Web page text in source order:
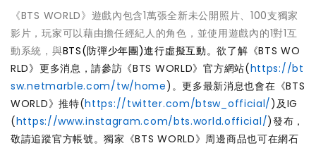
《BTS WORLD》遊戲內包含1萬張全新未公開照片、100支獨家
影片，玩家可以藉由擔任經紀人的角色，並使用遊戲內的1對1互
動系統，與BTS(防彈少年團)進行虛擬互動。欲了解《BTS WO
RLD》更多消息，請參訪《BTS WORLD》官方網站(https://bt
sw.netmarble.com/tw/home)。更多最新消息也會在《BTS
WORLD》推特(https://twitter.com/btsw_official/)及IG
(https://www.instagram.com/bts.world.official/)發布，
敬請追蹤官方帳號。獨家《BTS WORLD》周邊商品也可在網石